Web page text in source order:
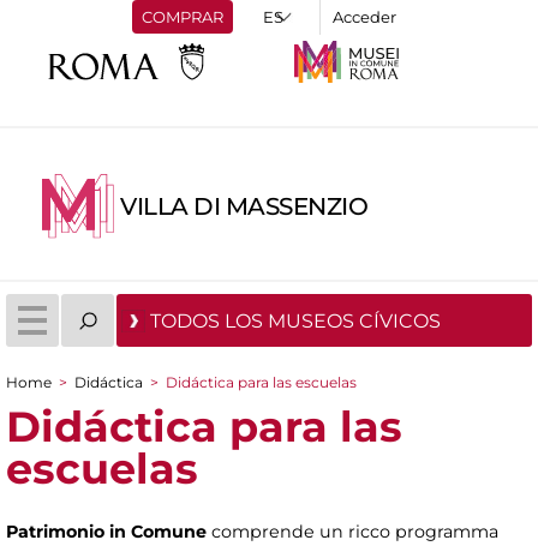
COMPRAR Acceder
VILLA DI MASSENZIO
TODOS LOS MUSEOS CÍVICOS
You are here
Home > Didáctica > Didáctica para las escuelas
Didáctica para las
escuelas
Patrimonio in Comune comprende un ricco programma